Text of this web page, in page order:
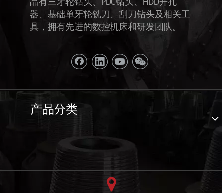
品有三牙轮钻头、PDC钻头、HDD开孔
器、基础单牙轮铣刀、刮刀钻头及相关工
具，拥有先进的数控机床和研发团队。
产品分类